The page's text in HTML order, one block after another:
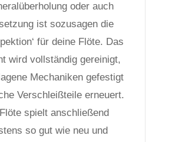
oder auch
ist sozusagen die
für deine Flöte. Das
wird vollständig gereinigt,
Mechaniken gefestigt
Verschleißteile erneuert.
spielt anschließend
so gut wie neu und